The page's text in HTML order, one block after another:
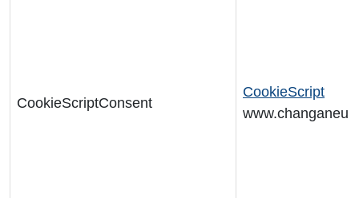
CookieScriptConsent
CookieScript